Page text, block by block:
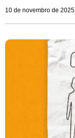
10 de novembro de 2025